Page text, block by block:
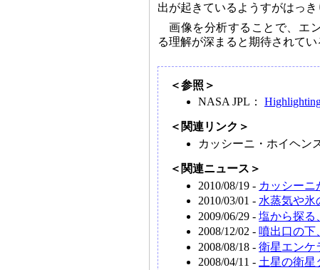
出が起きているようすがはっき
画像を分析することで、エ
る理解が深まると期待されてい
＜参照＞
NASA JPL：
＜関連リンク＞
カッシーニ・ホイヘン
＜関連ニュース＞
2010/08/19 - カッシーニ
2010/03/01 - 水蒸気や氷
2009/06/29 - 塩から探る
2008/12/02 - 噴出口の下
2008/08/18 - 衛星エンケ
2008/04/11 - 土星の衛星